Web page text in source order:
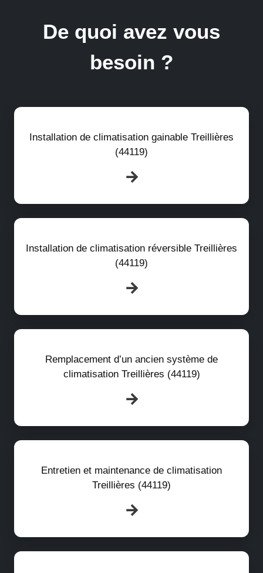
De quoi avez vous
besoin ?
Installation de climatisation gainable Treillières
(44119)
Installation de climatisation réversible Treillières
(44119)
Remplacement d’un ancien système de
climatisation Treillières (44119)
Entretien et maintenance de climatisation
Treillières (44119)